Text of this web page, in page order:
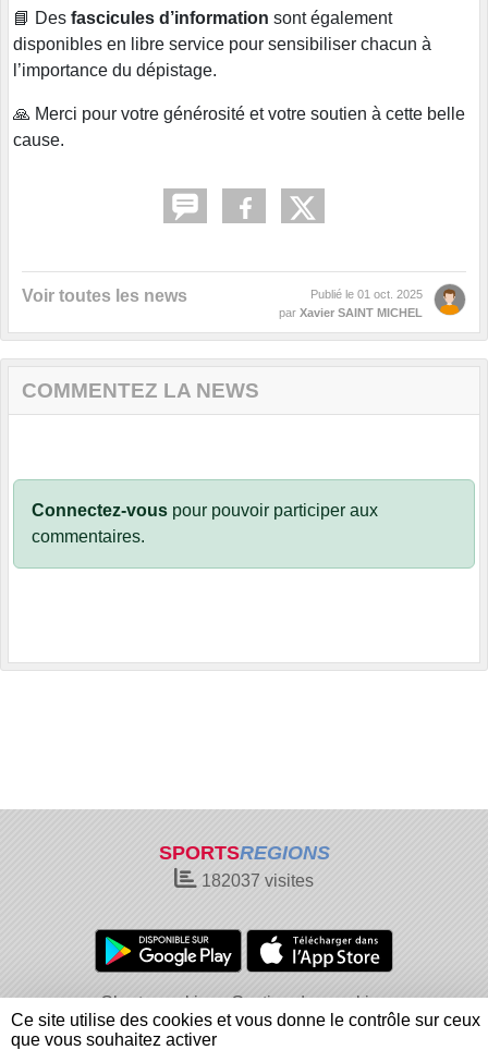
📘 Des fascicules d’information sont également
disponibles en libre service pour sensibiliser chacun à
l’importance du dépistage.
🙏 Merci pour votre générosité et votre soutien à cette belle
cause.
Voir toutes les news Publié le 01 oct. 2025
par Xavier SAINT MICHEL
COMMENTEZ LA NEWS
Connectez-vous pour pouvoir participer aux
commentaires.
SPORTSREGIONS
182037 visites
Charte cookies
Gestion des cookies
Informations légales
Signaler un contenu inapproprié
Ce site utilise des cookies et vous donne le contrôle sur ceux
que vous souhaitez activer